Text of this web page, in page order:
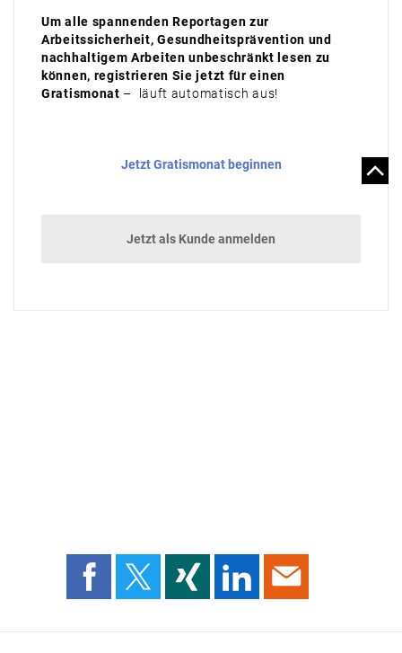
Um alle spannenden Reportagen zur
Arbeitssicherheit, Gesundheitsprävention und
nachhaltigem Arbeiten unbeschränkt lesen zu
können, registrieren Sie jetzt für einen
Gratismonat – läuft automatisch aus!
Jetzt Gratismonat beginnen
Jetzt als Kunde anmelden